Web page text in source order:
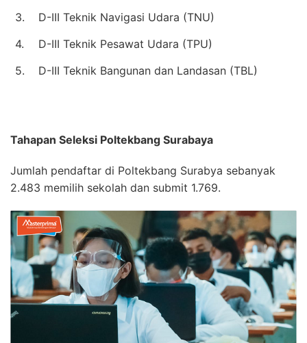
3.
D-III Teknik Navigasi Udara (TNU)
4.
D-III Teknik Pesawat Udara (TPU)
5.
D-III Teknik Bangunan dan Landasan (TBL)
Tahapan Seleksi Poltekbang Surabaya
Jumlah pendaftar di Poltekbang Surabya sebanyak
2.483 memilih sekolah dan submit 1.769.